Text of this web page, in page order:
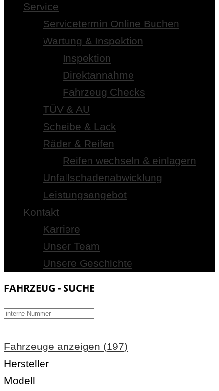
Service
Servicetermin Online Buchen
Wartung & Inspektion
Inspektion
Direktannahme
Fahrzeug Checks
TÜV & AU
Scheibe & Lack
Räder & Reifen
Reifen wechseln & einlagern
Unfallschadenabwicklung
Leistungsangebot
Kontakt
Karriere
Unser Team
Unsere Geschichte
FAHRZEUG - SUCHE
Fahrzeuge anzeigen (197)
Hersteller
Modell